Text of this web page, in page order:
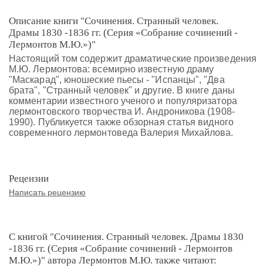
Описание книги "Сочинения. Странный человек.
Драмы 1830 -1836 гг. (Серия «Собрание сочинений -
Лермонтов М.Ю.»)"
Настоящий том содержит драматические произведения
М.Ю. Лермонтова: всемирно известную драму
"Маскарад", юношеские пьесы - "Испанцы", "Два
брата", "Странный человек" и другие. В книге даны
комментарии известного ученого и популяризатора
лермонтовского творчества И. Андроникова (1908-
1990). Публикуется также обзорная статья видного
современного лермонтоведа Валерия Михайлова.
Рецензии
Написать рецензию
С книгой "Сочинения. Странный человек. Драмы 1830
-1836 гг. (Серия «Собрание сочинений - Лермонтов
М.Ю.»)" автора Лермонтов М.Ю. также читают: